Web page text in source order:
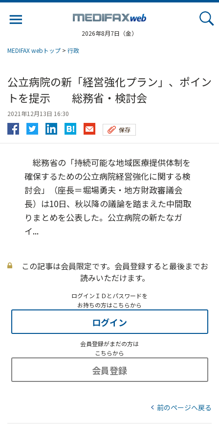
2026年8月7日（金）
MEDIFAX webトップ > 行政
公立病院の新「経営強化プラン」、ポイン
トを提示 総務省・検討会
2021年12月13日 16:30
保存
総務省の「持続可能な地域医療提供体制を
確保するための公立病院経営強化に関する検
討会」（座長＝堀場勇夫・地方財政審議会
長）は10日、秋以降の議論を踏まえた中間取
りまとめを公表した。公立病院の新たなガ
イ...
この記事は会員限定です。会員登録すると最後までお
読みいただけます。
ログインＩＤとパスワードを
お持ちの方はこちらから
ログイン
会員登録がまだの方は
こちらから
会員登録
前のページへ戻る